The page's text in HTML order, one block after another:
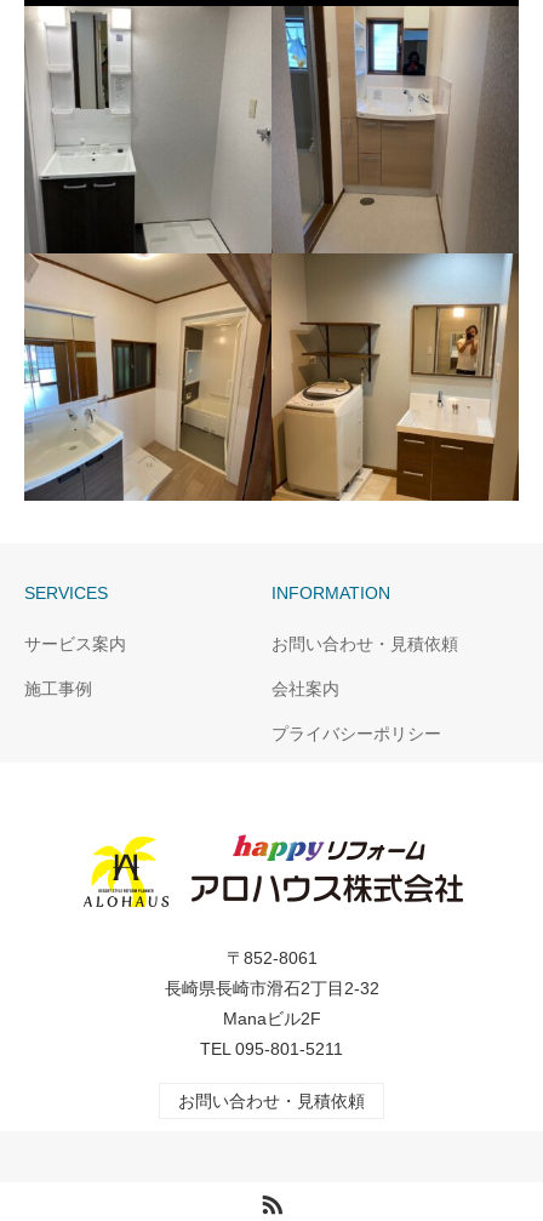
長崎市マンションH様邸洗
面所改修
長崎市K様邸洗面所改修
洗面所
工事
SERVICES
サービス案内
施工事例
INFORMATION
お問い合わせ・見積依頼
会社案内
プライバシーポリシー
〒852-8061
長崎県長崎市滑石2丁目2-32
Manaビル2F
TEL 095-801-5211
お問い合わせ・見積依頼